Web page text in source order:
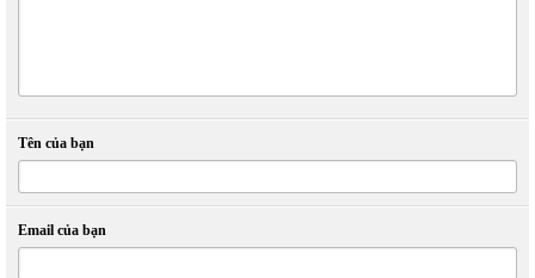
Tên của bạn
Email của bạn